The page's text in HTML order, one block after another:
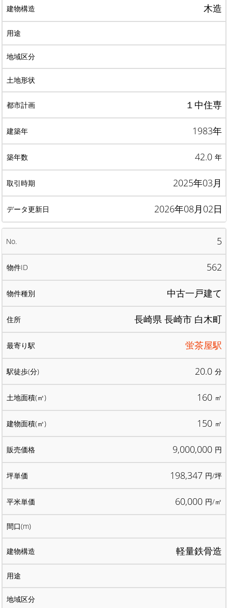
木造
１中住専
1983年
42.0 年
2025年03月
2026年08月02日
5
562
中古一戸建て
長崎県 長崎市 白木町
蛍茶屋駅
20.0 分
160 ㎡
150 ㎡
9,000,000 円
198,347 円/坪
60,000 円/㎡
軽量鉄骨造